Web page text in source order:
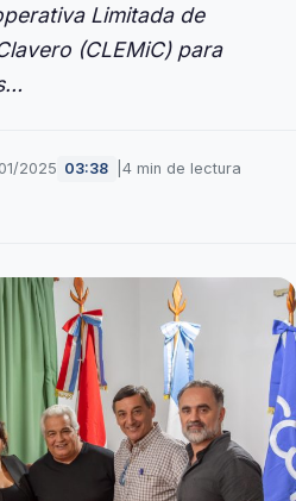
Limitada de
(CLEMiC) para
2025 03:38 4 min de lectura